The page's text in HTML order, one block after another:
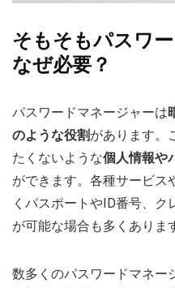
そもそもパスワ
なぜ必要？
パスワードマネージャーは
のような役割があります。
たくないような個人情報や
ができます。各種サービス
くパスポートやID番号、
が可能な場合も多くありま
数多くのパスワードマネー